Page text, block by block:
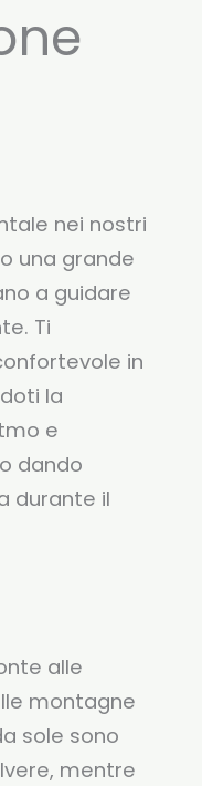
nei nostri
una grande
a guidare
Ti
in
la
e
dando
durante il
alle
montagne
sole sono
mentre